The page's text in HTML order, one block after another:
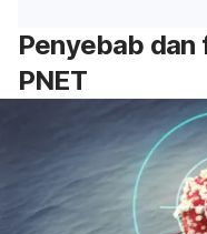
Penyebab
PNET